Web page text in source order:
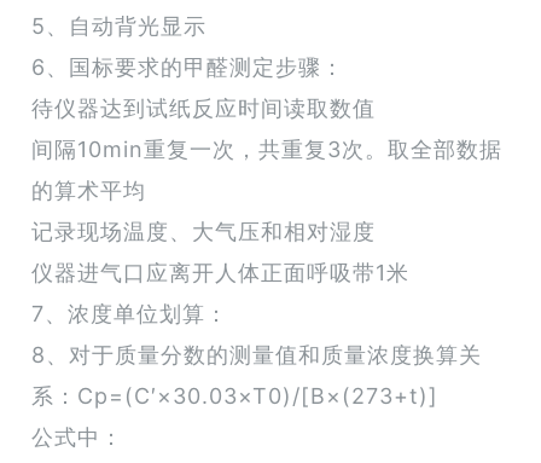
5、自动背光显示
6、国标要求的甲醛测定步骤：
待仪器达到试纸反应时间读取数值
间隔10min重复一次，共重复3次。取全部数据
的算术平均
记录现场温度、大气压和相对湿度
仪器进气口应离开人体正面呼吸带1米
7、浓度单位划算：
8、对于质量分数的测量值和质量浓度换算关
系：Cp=(C′×30.03×T0)/[B×(273+t)]
公式中：